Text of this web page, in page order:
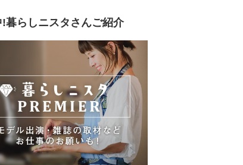
暮らしニスタさんご紹介